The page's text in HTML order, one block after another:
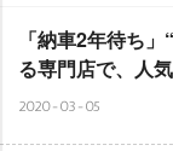
「納車2年待ち
る専門店で、人
2020-03-05